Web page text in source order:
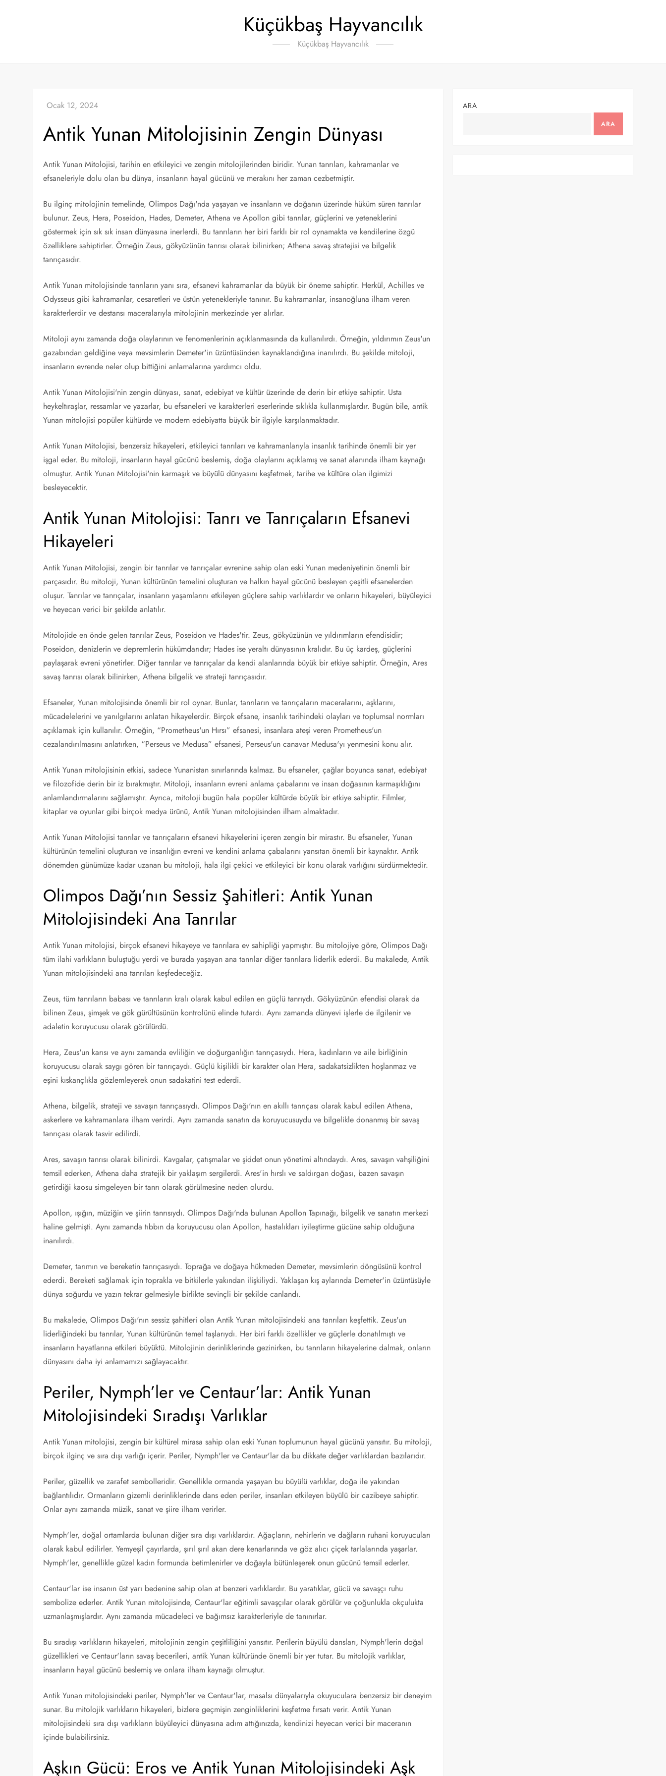
Küçükbaş Hayvancılık
Küçükbaş Hayvancılık
Antik Yunan Mitolojisinin Zengin Dünyası
Antik Yunan Mitolojisi, tarihin en etkileyici ve zengin mitolojilerinden biridir. Yunan tanrıları, kahramanlar ve
efsaneleriyle dolu olan bu dünya, insanların hayal gücünü ve merakını her zaman cezbetmiştir.
Bu ilginç mitolojinin temelinde, Olimpos Dağı'nda yaşayan ve insanların ve doğanın üzerinde hüküm süren tanrılar
bulunur. Zeus, Hera, Poseidon, Hades, Demeter, Athena ve Apollon gibi tanrılar, güçlerini ve yeteneklerini
göstermek için sık sık insan dünyasına inerlerdi. Bu tanrıların her biri farklı bir rol oynamakta ve kendilerine özgü
özelliklere sahiptirler. Örneğin Zeus, gökyüzünün tanrısı olarak bilinirken; Athena savaş stratejisi ve bilgelik
tanrıçasıdır.
Antik Yunan mitolojisinde tanrıların yanı sıra, efsanevi kahramanlar da büyük bir öneme sahiptir. Herkül, Achilles ve
Odysseus gibi kahramanlar, cesaretleri ve üstün yetenekleriyle tanınır. Bu kahramanlar, insanoğluna ilham veren
karakterlerdir ve destansı maceralarıyla mitolojinin merkezinde yer alırlar.
Mitoloji aynı zamanda doğa olaylarının ve fenomenlerinin açıklanmasında da kullanılırdı. Örneğin, yıldırımın Zeus'un
gazabından geldiğine veya mevsimlerin Demeter'in üzüntüsünden kaynaklandığına inanılırdı. Bu şekilde mitoloji,
insanların evrende neler olup bittiğini anlamalarına yardımcı oldu.
Antik Yunan Mitolojisi'nin zengin dünyası, sanat, edebiyat ve kültür üzerinde de derin bir etkiye sahiptir. Usta
heykeltıraşlar, ressamlar ve yazarlar, bu efsaneleri ve karakterleri eserlerinde sıklıkla kullanmışlardır. Bugün bile, antik
Yunan mitolojisi popüler kültürde ve modern edebiyatta büyük bir ilgiyle karşılanmaktadır.
Antik Yunan Mitolojisi, benzersiz hikayeleri, etkileyici tanrıları ve kahramanlarıyla insanlık tarihinde önemli bir yer
işgal eder. Bu mitoloji, insanların hayal gücünü beslemiş, doğa olaylarını açıklamış ve sanat alanında ilham kaynağı
olmuştur. Antik Yunan Mitolojisi'nin karmaşık ve büyülü dünyasını keşfetmek, tarihe ve kültüre olan ilgimizi
besleyecektir.
Antik Yunan Mitolojisi: Tanrı ve Tanrıçaların Efsanevi
Hikayeleri
Antik Yunan Mitolojisi, zengin bir tanrılar ve tanrıçalar evrenine sahip olan eski Yunan medeniyetinin önemli bir
parçasıdır. Bu mitoloji, Yunan kültürünün temelini oluşturan ve halkın hayal gücünü besleyen çeşitli efsanelerden
oluşur. Tanrılar ve tanrıçalar, insanların yaşamlarını etkileyen güçlere sahip varlıklardır ve onların hikayeleri, büyüleyici
ve heyecan verici bir şekilde anlatılır.
Mitolojide en önde gelen tanrılar Zeus, Poseidon ve Hades'tir. Zeus, gökyüzünün ve yıldırımların efendisidir;
Poseidon, denizlerin ve depremlerin hükümdarıdır; Hades ise yeraltı dünyasının kralıdır. Bu üç kardeş, güçlerini
paylaşarak evreni yönetirler. Diğer tanrılar ve tanrıçalar da kendi alanlarında büyük bir etkiye sahiptir. Örneğin, Ares
savaş tanrısı olarak bilinirken, Athena bilgelik ve strateji tanrıçasıdır.
Efsaneler, Yunan mitolojisinde önemli bir rol oynar. Bunlar, tanrıların ve tanrıçaların maceralarını, aşklarını,
mücadelelerini ve yanılgılarını anlatan hikayelerdir. Birçok efsane, insanlık tarihindeki olayları ve toplumsal normları
açıklamak için kullanılır. Örneğin, “Prometheus'un Hırsı” efsanesi, insanlara ateşi veren Prometheus'un
cezalandırılmasını anlatırken, “Perseus ve Medusa” efsanesi, Perseus'un canavar Medusa'yı yenmesini konu alır.
Antik Yunan mitolojisinin etkisi, sadece Yunanistan sınırlarında kalmaz. Bu efsaneler, çağlar boyunca sanat, edebiyat
ve filozofide derin bir iz bırakmıştır. Mitoloji, insanların evreni anlama çabalarını ve insan doğasının karmaşıklığını
anlamlandırmalarını sağlamıştır. Ayrıca, mitoloji bugün hala popüler kültürde büyük bir etkiye sahiptir. Filmler,
kitaplar ve oyunlar gibi birçok medya ürünü, Antik Yunan mitolojisinden ilham almaktadır.
Antik Yunan Mitolojisi tanrılar ve tanrıçaların efsanevi hikayelerini içeren zengin bir mirastır. Bu efsaneler, Yunan
kültürünün temelini oluşturan ve insanlığın evreni ve kendini anlama çabalarını yansıtan önemli bir kaynaktır. Antik
dönemden günümüze kadar uzanan bu mitoloji, hala ilgi çekici ve etkileyici bir konu olarak varlığını sürdürmektedir.
Olimpos Dağı’nın Sessiz Şahitleri: Antik Yunan
Mitolojisindeki Ana Tanrılar
Antik Yunan mitolojisi, birçok efsanevi hikayeye ve tanrılara ev sahipliği yapmıştır. Bu mitolojiye göre, Olimpos Dağı
tüm ilahi varlıkların buluştuğu yerdi ve burada yaşayan ana tanrılar diğer tanrılara liderlik ederdi. Bu makalede, Antik
Yunan mitolojisindeki ana tanrıları keşfedeceğiz.
Zeus, tüm tanrıların babası ve tanrıların kralı olarak kabul edilen en güçlü tanrıydı. Gökyüzünün efendisi olarak da
bilinen Zeus, şimşek ve gök gürültüsünün kontrolünü elinde tutardı. Aynı zamanda dünyevi işlerle de ilgilenir ve
adaletin koruyucusu olarak görülürdü.
Hera, Zeus'un karısı ve aynı zamanda evliliğin ve doğurganlığın tanrıçasıydı. Hera, kadınların ve aile birliğinin
koruyucusu olarak saygı gören bir tanrıçaydı. Güçlü kişilikli bir karakter olan Hera, sadakatsizlikten hoşlanmaz ve
eşini kıskançlıkla gözlemleyerek onun sadakatini test ederdi.
Athena, bilgelik, strateji ve savaşın tanrıçasıydı. Olimpos Dağı'nın en akıllı tanrıçası olarak kabul edilen Athena,
askerlere ve kahramanlara ilham verirdi. Aynı zamanda sanatın da koruyucusuydu ve bilgelikle donanmış bir savaş
tanrıçası olarak tasvir edilirdi.
Ares, savaşın tanrısı olarak bilinirdi. Kavgalar, çatışmalar ve şiddet onun yönetimi altındaydı. Ares, savaşın vahşiliğini
temsil ederken, Athena daha stratejik bir yaklaşım sergilerdi. Ares'in hırslı ve saldırgan doğası, bazen savaşın
getirdiği kaosu simgeleyen bir tanrı olarak görülmesine neden olurdu.
Apollon, ışığın, müziğin ve şiirin tanrısıydı. Olimpos Dağı'nda bulunan Apollon Tapınağı, bilgelik ve sanatın merkezi
haline gelmişti. Aynı zamanda tıbbın da koruyucusu olan Apollon, hastalıkları iyileştirme gücüne sahip olduğuna
inanılırdı.
Demeter, tarımın ve bereketin tanrıçasıydı. Toprağa ve doğaya hükmeden Demeter, mevsimlerin döngüsünü kontrol
ederdi. Bereketi sağlamak için toprakla ve bitkilerle yakından ilişkiliydi. Yaklaşan kış aylarında Demeter'in üzüntüsüyle
dünya soğurdu ve yazın tekrar gelmesiyle birlikte sevinçli bir şekilde canlandı.
Bu makalede, Olimpos Dağı'nın sessiz şahitleri olan Antik Yunan mitolojisindeki ana tanrıları keşfettik. Zeus'un
liderliğindeki bu tanrılar, Yunan kültürünün temel taşlarıydı. Her biri farklı özellikler ve güçlerle donatılmıştı ve
insanların hayatlarına etkileri büyüktü. Mitolojinin derinliklerinde gezinirken, bu tanrıların hikayelerine dalmak, onların
dünyasını daha iyi anlamamızı sağlayacaktır.
Periler, Nymph’ler ve Centaur’lar: Antik Yunan
Mitolojisindeki Sıradışı Varlıklar
Antik Yunan mitolojisi, zengin bir kültürel mirasa sahip olan eski Yunan toplumunun hayal gücünü yansıtır. Bu mitoloji,
birçok ilginç ve sıra dışı varlığı içerir. Periler, Nymph'ler ve Centaur'lar da bu dikkate değer varlıklardan bazılarıdır.
Periler, güzellik ve zarafet sembolleridir. Genellikle ormanda yaşayan bu büyülü varlıklar, doğa ile yakından
bağlantılıdır. Ormanların gizemli derinliklerinde dans eden periler, insanları etkileyen büyülü bir cazibeye sahiptir.
Onlar aynı zamanda müzik, sanat ve şiire ilham verirler.
Nymph'ler, doğal ortamlarda bulunan diğer sıra dışı varlıklardır. Ağaçların, nehirlerin ve dağların ruhani koruyucuları
olarak kabul edilirler. Yemyeşil çayırlarda, şırıl şırıl akan dere kenarlarında ve göz alıcı çiçek tarlalarında yaşarlar.
Nymph'ler, genellikle güzel kadın formunda betimlenirler ve doğayla bütünleşerek onun gücünü temsil ederler.
Centaur'lar ise insanın üst yarı bedenine sahip olan at benzeri varlıklardır. Bu yaratıklar, gücü ve savaşçı ruhu
sembolize ederler. Antik Yunan mitolojisinde, Centaur'lar eğitimli savaşçılar olarak görülür ve çoğunlukla okçulukta
uzmanlaşmışlardır. Aynı zamanda mücadeleci ve bağımsız karakterleriyle de tanınırlar.
Bu sıradışı varlıkların hikayeleri, mitolojinin zengin çeşitliliğini yansıtır. Perilerin büyülü dansları, Nymph'lerin doğal
güzellikleri ve Centaur'ların savaş becerileri, antik Yunan kültüründe önemli bir yer tutar. Bu mitolojik varlıklar,
insanların hayal gücünü beslemiş ve onlara ilham kaynağı olmuştur.
Antik Yunan mitolojisindeki periler, Nymph'ler ve Centaur'lar, masalsı dünyalarıyla okuyuculara benzersiz bir deneyim
sunar. Bu mitolojik varlıkların hikayeleri, bizlere geçmişin zenginliklerini keşfetme fırsatı verir. Antik Yunan
mitolojisindeki sıra dışı varlıkların büyüleyici dünyasına adım attığınızda, kendinizi heyecan verici bir maceranın
içinde bulabilirsiniz.
Aşkın Gücü: Eros ve Antik Yunan Mitolojisindeki Aşk
ARA
ARA